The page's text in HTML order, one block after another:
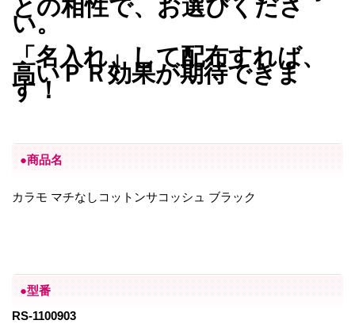
との相性で、お選びくださ
い。
「名入れ」して配布すれば、
高いＰＲ効果が期待できま
す！
●商品名
カラモ マチなしコットンサコッシュ ブラック
●型番
RS-1100903